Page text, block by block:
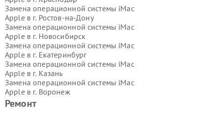
Ремонт
Замена операционной системы iMac
Apple в г. Ростов-на-Дону
Замена операционной системы iMac
Apple в г. Новосибирск
Замена операционной системы iMac
Apple в г. Екатеринбург
Замена операционной системы iMac
Apple в г. Казань
Замена операционной системы iMac
Apple в г. Воронеж
Замена операционной системы iMac